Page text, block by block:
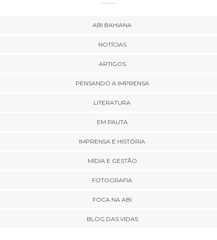
ABI BAHIANA
NOTÍCIAS
ARTIGOS
PENSANDO A IMPRENSA
LITERATURA
EM PAUTA
IMPRENSA E HISTÓRIA
MÍDIA E GESTÃO
FOTOGRAFIA
FOCA NA ABI
BLOG DAS VIDAS